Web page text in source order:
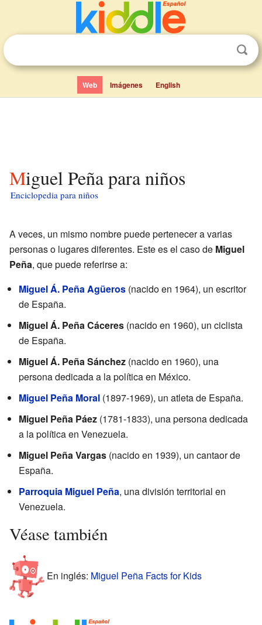
Web Imágenes English
Miguel Peña para niños
Enciclopedia para niños
A veces, un mismo nombre puede pertenecer a varias
personas o lugares diferentes. Este es el caso de Miguel
Peña, que puede referirse a:
Miguel Á. Peña Agüeros (nacido en 1964), un escritor
de España.
Miguel Á. Peña Cáceres (nacido en 1960), un ciclista
de España.
Miguel Á. Peña Sánchez (nacido en 1960), una
persona dedicada a la política en México.
Miguel Peña Moral (1897-1969), un atleta de España.
Miguel Peña Páez (1781-1833), una persona dedicada
a la política en Venezuela.
Miguel Peña Vargas (nacido en 1939), un cantaor de
España.
Parroquia Miguel Peña, una división territorial en
Venezuela.
Véase también
En inglés: Miguel Peña Facts for Kids